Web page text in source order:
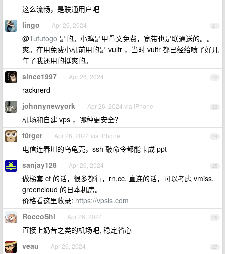
这么流畅，是联通用户吧
21
lingo Apr 26, 2024
@Tufutogo 是的。小鸡是甲骨文免费，宽带也是联通送的。。
爽。在用免费小机前用的是 vultr ，当时 vultr 都已经给喷了好几
年了我还用的挺爽的。
22
since1997 Apr 26, 2024
racknerd
23
johnnynewyork Apr 26, 2024 via iPhone
机场和自建 vps ，哪种更安全？
24
f0rger Apr 26, 2024 via iPhone
电信连春川的乌龟壳，ssh 敲命令都能卡成 ppt
25
sanjay128 Apr 26, 2024
做梯套 cf 的话，很多都行，rn,cc. 直连的话，可以考虑 vmiss,
greencloud 的日本机房。
价格看这里收录: https://vpsls.com
26
RoccoShi Apr 26, 2024
直接上奶昔之类的机场吧, 稳定省心
27
veau Apr 26, 2024